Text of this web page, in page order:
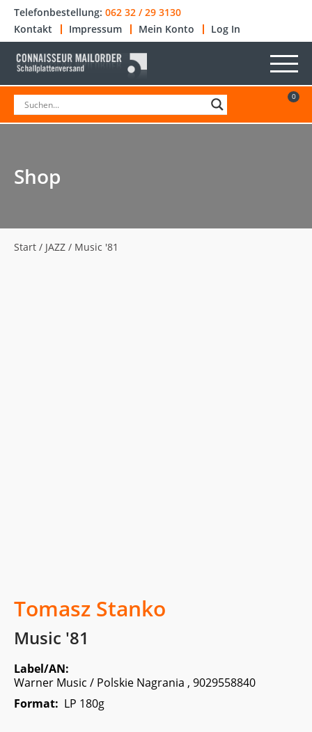
Telefonbestellung: 062 32 / 29 3130
Kontakt
Impressum Mein Konto Log In
0
Shop
Start / JAZZ / Music '81
Tomasz Stanko
Music '81
Label/AN:
Warner Music / Polskie Nagrania , 9029558840
Format: LP 180g